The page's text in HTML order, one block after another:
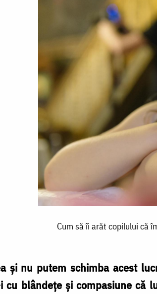
Cum să îi arăt copilului că
și nu putem schimba acest
cu blândețe și compasiune că